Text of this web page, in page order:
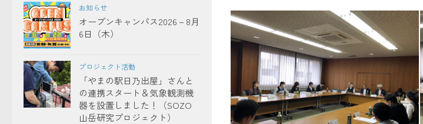
お知らせ
オープンキャンパス2026－8月
6日（木）
プロジェクト活動
「やまの駅日乃出屋」さんと
の連携スタート＆気象観測機
器を設置しました！（SOZO
山岳研究プロジェクト）